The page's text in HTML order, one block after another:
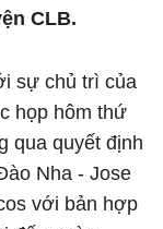
CLB.
sự chủ trì của
họp hôm thứ
qua quyết định
Nha - Jose
với bản hợp